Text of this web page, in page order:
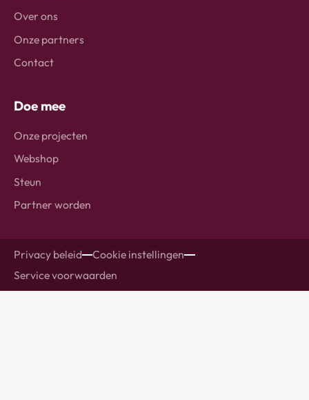
Over ons
Onze partners
Contact
Doe mee
Onze projecten
Webshop
Steun
Partner worden
Privacy beleid
Cookie instellingen
Service voorwaarden